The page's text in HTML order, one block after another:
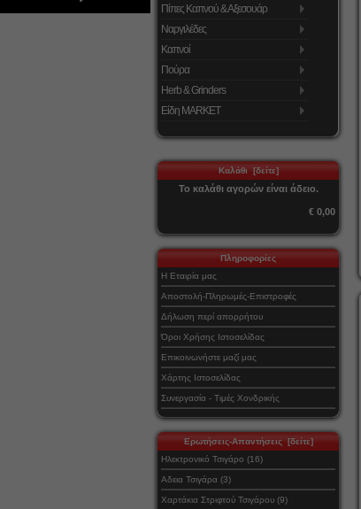
Πίπες Καπνού & Αξεσουάρ
Ναργιλέδες
Καπνοί
Πούρα
Herb & Grinders
Είδη MARKET
Καλάθι [δείτε]
Το καλάθι αγορών είναι άδειο.
€ 0,00
Πληροφορίες
Η Εταιρία μας
Αποστολή-Πληρωμές-Επιστροφές
Δήλωση περί απορρήτου
Όροι Χρήσης Ιστοσελίδας
Επικοινωνήστε μαζί μας
Χάρτης Ιστοσελίδας
Συνεργασία - Τιμές Χονδρικής
Ερωτήσεις-Απαντήσεις [δείτε]
Ηλεκτρονικό Τσιγάρο (16)
Αδεια Τσιγάρα (3)
Χαρτάκια Στριφτού Τσιγάρου (9)